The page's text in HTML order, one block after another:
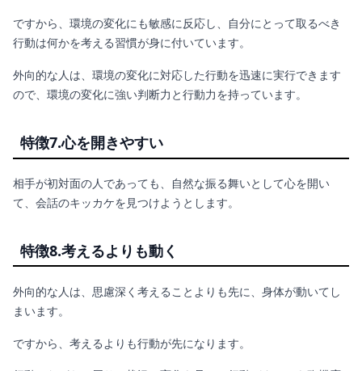
ですから、環境の変化にも敏感に反応し、自分にとって取るべき
行動は何かを考える習慣が身に付いています。
外向的な人は、環境の変化に対応した行動を迅速に実行できます
ので、環境の変化に強い判断力と行動力を持っています。
特徴7.心を開きやすい
相手が初対面の人であっても、自然な振る舞いとして心を開い
て、会話のキッカケを見つけようとします。
特徴8.考えるよりも動く
外向的な人は、思慮深く考えることよりも先に、身体が動いてし
まいます。
ですから、考えるよりも行動が先になります。